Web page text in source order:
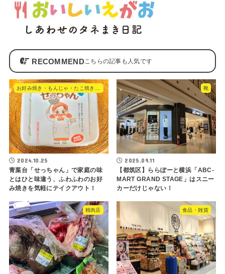
RECOMMEND
2024.10.25
青葉台「せっちゃん」で家庭の味
とはひと味違う、ふわふわのお好
み焼きを気軽にテイクアウト！
靴
2025.09.11
【都筑区】ららぽーと横浜「ABC-
MART GRAND STAGE」はスニー
カーだけじゃない！
精肉店 食品・雑貨